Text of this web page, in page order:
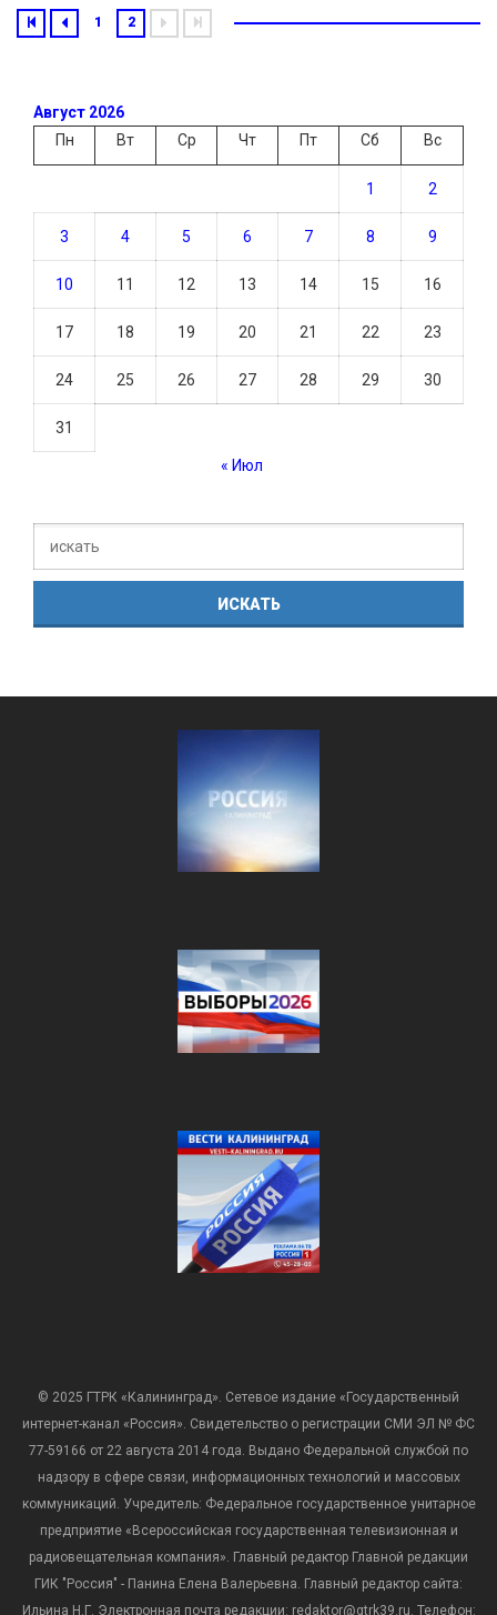
1 2
Август 2026
Пн
Вт Ср Чт Пт Сб Вс
1 2
3 4 5 6 7 8 9
10 11 12 13 14 15 16
17 18 19 20 21 22 23
24 25 26 27 28 29 30
31
« Июл
© 2025 ГТРК «Калининград». Сетевое издание «Государственный
интернет-канал «Россия». Свидетельство о регистрации СМИ ЭЛ № ФС
77-59166 от 22 августа 2014 года. Выдано Федеральной службой по
надзору в сфере связи, информационных технологий и массовых
коммуникаций. Учредитель: Федеральное государственное унитарное
предприятие «Всероссийская государственная телевизионная и
радиовещательная компания». Главный редактор Главной редакции
ГИК "Россия" - Панина Елена Валерьевна. Главный редактор сайта:
Ильина Н.Г. Электронная почта редакции: redaktor@gtrk39.ru. Телефон: